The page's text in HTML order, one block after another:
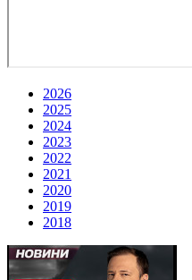
2026
2025
2024
2023
2022
2021
2020
2019
2018